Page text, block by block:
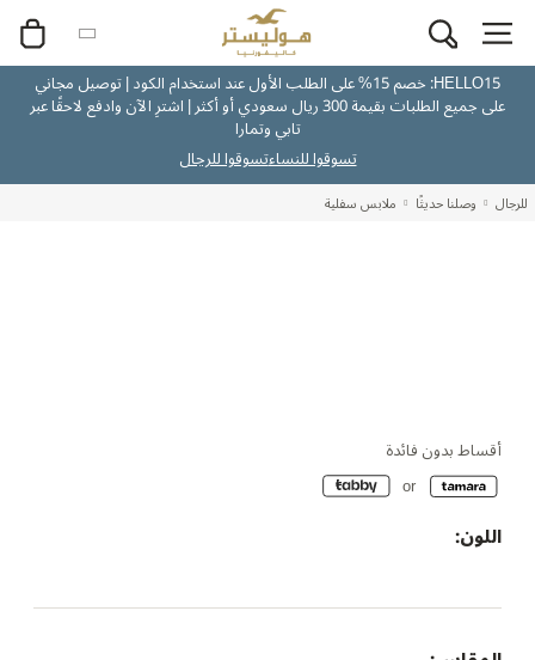
HELLO15: خصم 15% على الطلب الأول عند استخدام الكود | توصيل مجاني
على جميع الطلبات بقيمة 300 ريال سعودي أو أكثر | اشترِ الآن وادفع لاحقًا عبر
تابي وتمارا
تسوقوا للنساءتسوقوا للرجال
للرجال وصلنا حديثًا ملابس سفلية
أقساط بدون فائدة
اللون: